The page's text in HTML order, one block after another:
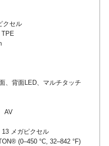
クセル
TPE
、背面LED、マルチタッチ
AV
メガピクセル
(0–450 °C, 32–842 °F)